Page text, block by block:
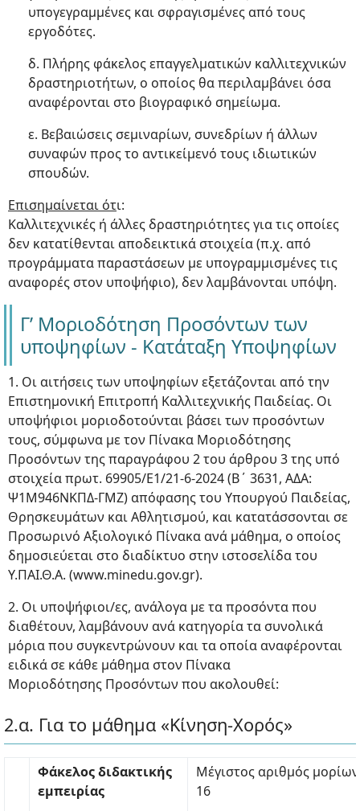
υπογεγραμμένες και σφραγισμένες από τους
εργοδότες.
δ. Πλήρης φάκελος επαγγελματικών καλλιτεχνικών
δραστηριοτήτων, ο οποίος θα περιλαμβάνει όσα
αναφέρονται στο βιογραφικό σημείωμα.
ε. Βεβαιώσεις σεμιναρίων, συνεδρίων ή άλλων
συναφών προς το αντικείμενό τους ιδιωτικών
σπουδών.
Επισημαίνεται ότι:
Καλλιτεχνικές ή άλλες δραστηριότητες για τις οποίες
δεν κατατίθενται αποδεικτικά στοιχεία (π.χ. από
προγράμματα παραστάσεων με υπογραμμισμένες τις
αναφορές στον υποψήφιο), δεν λαμβάνονται υπόψη.
Γ’ Μοριοδότηση Προσόντων των
υποψηφίων - Κατάταξη Υποψηφίων
1. Οι αιτήσεις των υποψηφίων εξετάζονται από την
Επιστημονική Επιτροπή Καλλιτεχνικής Παιδείας. Οι
υποψήφιοι μοριοδοτούνται βάσει των προσόντων
τους, σύμφωνα με τον Πίνακα Μοριοδότησης
Προσόντων της παραγράφου 2 του άρθρου 3 της υπό
στοιχεία πρωτ. 69905/Ε1/21-6-2024 (Β΄ 3631, ΑΔΑ:
Ψ1Μ946ΝΚΠΔ-ΓΜΖ) απόφασης του Υπουργού Παιδείας,
Θρησκευμάτων και Αθλητισμού, και κατατάσσονται σε
Προσωρινό Αξιολογικό Πίνακα ανά μάθημα, ο οποίος
δημοσιεύεται στο διαδίκτυο στην ιστοσελίδα του
Υ.ΠΑΙ.Θ.Α. (www.minedu.gov.gr).
2. Οι υποψήφιοι/ες, ανάλογα με τα προσόντα που
διαθέτουν, λαμβάνουν ανά κατηγορία τα συνολικά
μόρια που συγκεντρώνουν και τα οποία αναφέρονται
ειδικά σε κάθε μάθημα στον Πίνακα
Μοριοδότησης Προσόντων που ακολουθεί:
2.α. Για το μάθημα «Κίνηση-Χορός»
Φάκελος διδακτικής
εμπειρίας
Μέγιστος αριθμός μορίων
16